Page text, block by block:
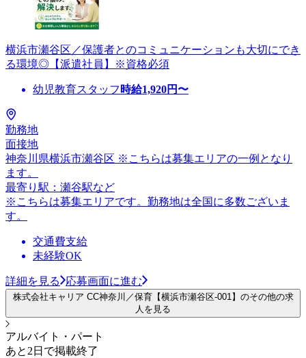
横浜市瀬谷区／保護者とのコミュニケーションも大切にでき
る環境◎【派遣社員】※資格必須
幼児教育スタッフ 時給1,920円〜
勤務地
面接地
神奈川県横浜市瀬谷区 ※こちらは募集エリアの一例となり
ます。
最寄り駅：瀬谷駅など
※こちらは募集エリアです。勤務地は全国に多数ございま
す。
交通費支給
未経験OK
詳細を見る 応募画面に進む
株式会社キャリア CC神奈川／保育【横浜市瀬谷区-001】のその他の求
人を見る
アルバイト・パート
あと2日で掲載終了